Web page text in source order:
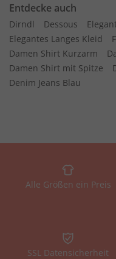
Entdecke auch
Dirndl Dessous
Elegantes Langes Kleid
Damen Shirt Kurzarm
Damen Shirt mit Spitze
Denim Jeans Blau
Alle Größen ein Preis
SSL Datensicherheit